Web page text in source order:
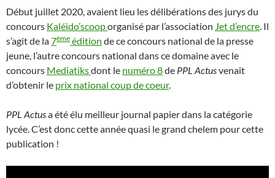
Début juillet 2020, avaient lieu les délibérations des jurys du
concours Kaléido’scooporganisé par l’association Jet d’encre. Il
s’agit de la7ème édition de ce concours national de la presse
jeune, l’autre concours national dans ce domaine avec le
concours Mediatiksdont le numéro 8de PPL Actusvenait
d’obtenir le prix national coup de coeur.
PPL Actusa été élu meilleur journal papier dans la catégorie
lycée. C’est donc cette année quasi le grand chelem pour cette
publication !